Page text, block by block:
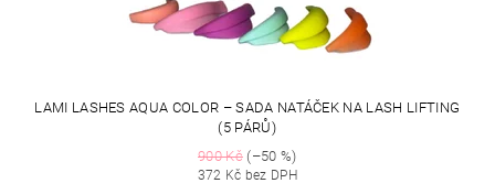
LAMI LASHES AQUA COLOR – SADA NATÁČEK NA LASH LIFTING
(5 PÁRŮ)
900 Kč(–50 %)
372 Kč bez DPH